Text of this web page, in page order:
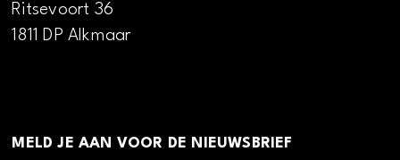
Ritsevoort 36
1811 DP Alkmaar
MELD JE AAN VOOR DE NIEUWSBRIEF